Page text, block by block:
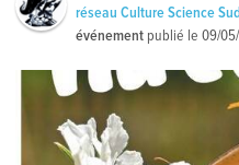
réseau Culture Science Sud
événement publié le09/